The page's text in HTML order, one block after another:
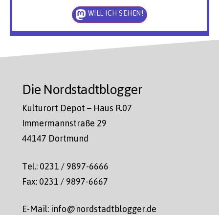
WILL ICH SEHEN!
Die Nordstadtblogger
Kulturort Depot – Haus R.07
Immermannstraße 29
44147 Dortmund
Tel.: 0231 / 9897-6666
Fax: 0231 / 9897-6667
E-Mail: info@nordstadtblogger.de